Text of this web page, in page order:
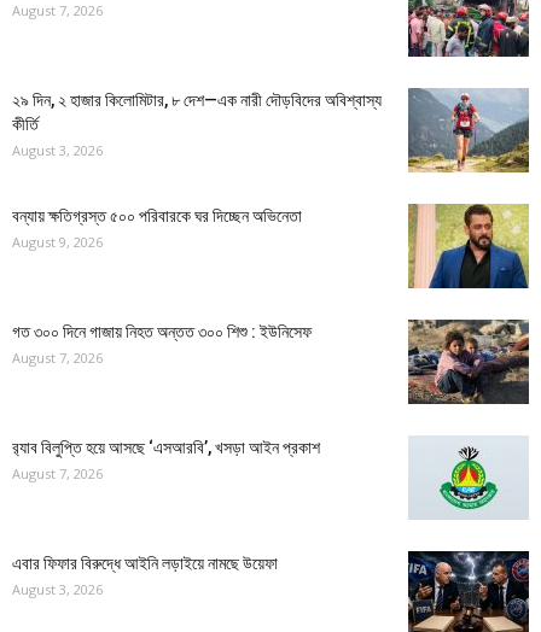
August 7, 2026
২৯ দিন, ২ হাজার কিলোমিটার, ৮ দেশ—এক নারী দৌড়বিদের অবিশ্বাস্য
কীর্তি
August 3, 2026
বন্যায় ক্ষতিগ্রস্ত ৫০০ পরিবারকে ঘর দিচ্ছেন অভিনেতা
August 9, 2026
গত ৩০০ দিনে গাজায় নিহত অন্তত ৩০০ শিশু : ইউনিসেফ
August 7, 2026
র‍্যাব বিলুপ্তি হয়ে আসছে ‘এসআরবি’, খসড়া আইন প্রকাশ
August 7, 2026
এবার ফিফার বিরুদ্ধে আইনি লড়াইয়ে নামছে উয়েফা
August 3, 2026